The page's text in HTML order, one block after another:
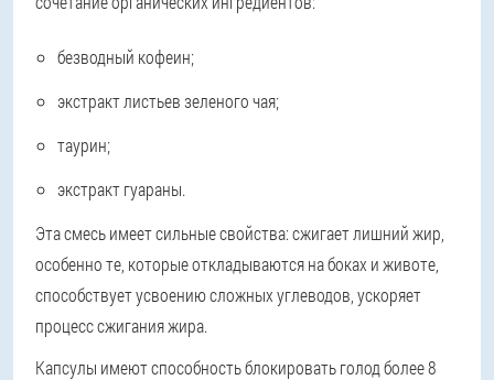
безводный кофеин;
экстракт листьев зеленого чая;
таурин;
экстракт гуараны.
Эта смесь имеет сильные свойства: сжигает лишний жир,
особенно те, которые откладываются на боках и животе,
способствует усвоению сложных углеводов, ускоряет
процесс сжигания жира.
Капсулы имеют способность блокировать голод более 8